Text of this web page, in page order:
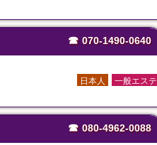
☎ 070-1490-0640
一般エステ
日本人
☎ 080-4962-0088